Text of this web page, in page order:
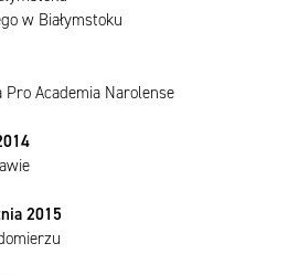
w Białymstoku
Pro Academia Narolense
2015